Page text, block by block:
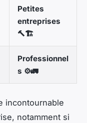
Petites
entreprises
🔨🏗️
Professionnel
s ⚙️🚛
incontournable
notamment si